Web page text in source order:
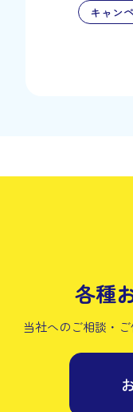
キャン
各種
当社へのご相談・